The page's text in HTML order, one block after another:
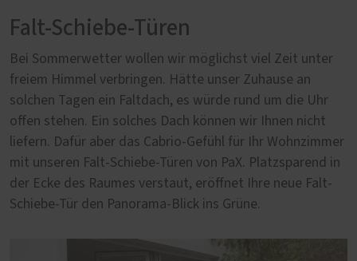
Falt-Schiebe-Türen
Bei Sommerwetter wollen wir möglichst viel Zeit unter
freiem Himmel verbringen. Hätte unser Zuhause an
solchen Tagen ein Faltdach, es würde rund um die Uhr
offen stehen. Ein solches Dach können wir Ihnen nicht
liefern. Dafür aber das Cabrio-Gefühl für Ihr Wohnzimmer
mit unseren Falt-Schiebe-Türen von PaX. Platzsparend in
der Ecke des Raumes verstaut, eröffnet Ihre neue Falt-
Schiebe-Tür den Panorama-Blick ins Grüne.